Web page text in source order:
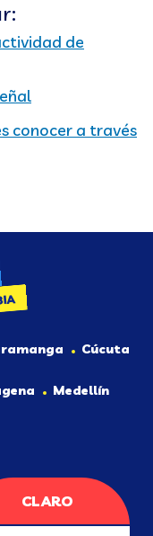
de
conocer a través
Cúcuta
Medellín
CLARO